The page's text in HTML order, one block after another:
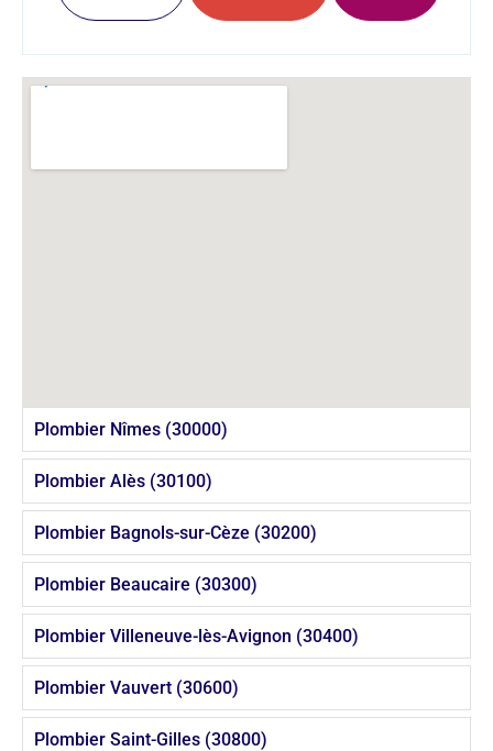
Plombier Nîmes (30000)
Plombier Alès (30100)
Plombier Bagnols-sur-Cèze (30200)
Plombier Beaucaire (30300)
Plombier Villeneuve-lès-Avignon (30400)
Plombier Vauvert (30600)
Plombier Saint-Gilles (30800)